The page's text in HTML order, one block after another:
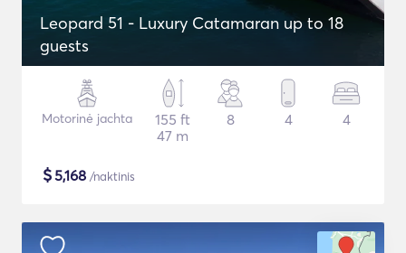
Leopard 51 - Luxury Catamaran up to 18
guests
Motorinė jachta
155 ft
47 m
8 4 4
$5,168 /naktinis